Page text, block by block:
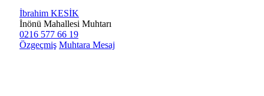
İbrahim KESİK
İnönü Mahallesi Muhtarı
0216 577 66 19
Özgeçmiş Muhtara Mesaj